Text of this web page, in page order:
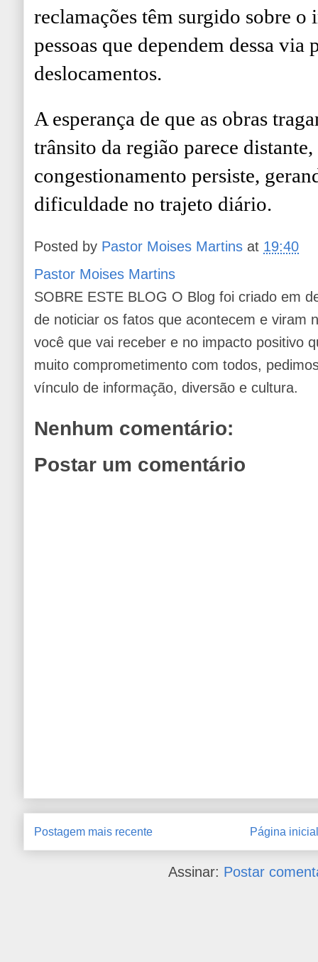
reclamações têm surgido sobre o
pessoas que dependem dessa via
deslocamentos.
A esperança de que as obras
trânsito da região parece
congestionamento persiste,
dificuldade no trajeto diário.
Posted by Pastor Moises Martins at 19:40
Pastor Moises Martins
SOBRE ESTE BLOG O Blog foi criado em
de noticiar os fatos que acontecem e viram
você que vai receber e no impacto positivo
muito comprometimento com todos,
vínculo de informação, diversão e cultura.
Nenhum comentário:
Postar um comentário
Postagem mais recente Página inicial
Assinar: Postar